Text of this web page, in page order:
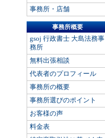
事務所・店舗
事務所概要
gsoj 行政書士 大島法務事
務所
無料出張相談
代表者のプロフィール
事務所の概要
事務所選びのポイント
お客様の声
料金表